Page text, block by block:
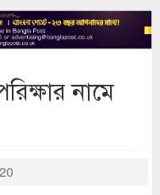
নামে